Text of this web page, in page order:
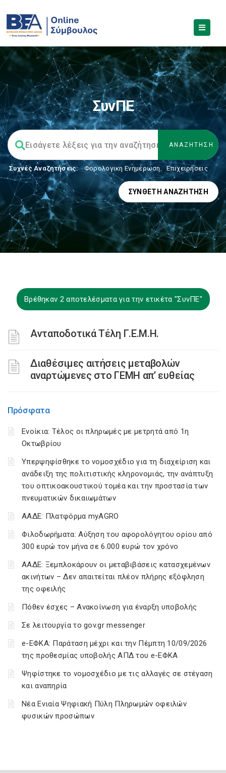
ΣυνΠΕ
Συχνές Αναζητήσεις: Φορολογικη Ενημέρωση, Επιχειρήσεις
ΣΎΝΘΕΤΗ ΑΝΑΖΉΤΗΣΗ
Βρέθηκαν 2 αποτελέσματα για την ετικέτα "ΣυνΠΕ"
Ανταποδοτικά Τέλη Γ.Ε.Μ.Η.
Διαθέσιμες αιτήσεις μεταβολών
αναρτώμενες στο ΓΕΜΗ απ’ ευθείας
Πρόσφατα
Ενοίκια: Τέλος οι πληρωμές με μετρητά από 1η
Οκτωβρίου
Υπερψηφίσθηκε το νομοσχέδιο για τη διαχείριση και
ανάδειξη της πολιτιστικής κληρονομιάς, την ανάπτυξη
του οπτικοακουστικού τομέα και την προστασία των
πνευματικών δικαιωμάτων
ΑΑΔΕ: Πλατφόρμα myAGRO
Φιλοδωρήματα: Αύξηση του αφορολόγητου ορίου από
300 ευρώ τον μήνα σε 6.000 ευρώ τον χρόνο
ΑΑΔΕ: Ξεμπλοκάρουν οι μεταβιβάσεις κατασχεμένων
ακινήτων – Δεν απαιτείται πλέον πλήρης εξόφληση
της οφειλής
Πόθεν έσχες – Ανακοίνωση για έναρξη υποβολής
Σε λειτουργία το gov.gr messenger
e-ΕΦΚΑ: Παράταση μέχρι και την Πέμπτη 10/09/2026
της προθεσμίας υποβολής ΑΠΔ του e-ΕΦΚΑ
Ψηφίστηκε το νομοσχέδιο με τις αλλαγές σε στέγαση
και αναπηρία
Νέα Ενιαία Ψηφιακή Πύλη Πληρωμών οφειλών
φυσικών προσώπων